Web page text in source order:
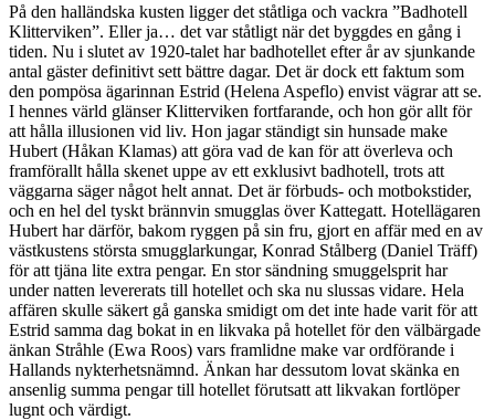
På den halländska kusten ligger det ståtliga och vackra ”Badhotell
Klitterviken”. Eller ja… det var ståtligt när det byggdes en gång i
tiden. Nu i slutet av 1920-talet har badhotellet efter år av sjunkande
antal gäster definitivt sett bättre dagar. Det är dock ett faktum som
den pompösa ägarinnan Estrid (Helena Aspeflo) envist vägrar att se.
I hennes värld glänser Klitterviken fortfarande, och hon gör allt för
att hålla illusionen vid liv. Hon jagar ständigt sin hunsade make
Hubert (Håkan Klamas) att göra vad de kan för att överleva och
framförallt hålla skenet uppe av ett exklusivt badhotell, trots att
väggarna säger något helt annat. Det är förbuds- och motbokstider,
och en hel del tyskt brännvin smugglas över Kattegatt. Hotellägaren
Hubert har därför, bakom ryggen på sin fru, gjort en affär med en av
västkustens största smugglarkungar, Konrad Stålberg (Daniel Träff)
för att tjäna lite extra pengar. En stor sändning smuggelsprit har
under natten levererats till hotellet och ska nu slussas vidare. Hela
affären skulle säkert gå ganska smidigt om det inte hade varit för att
Estrid samma dag bokat in en likvaka på hotellet för den välbärgade
änkan Stråhle (Ewa Roos) vars framlidne make var ordförande i
Hallands nykterhetsnämnd. Änkan har dessutom lovat skänka en
ansenlig summa pengar till hotellet förutsatt att likvakan fortlöper
lugnt och värdigt.